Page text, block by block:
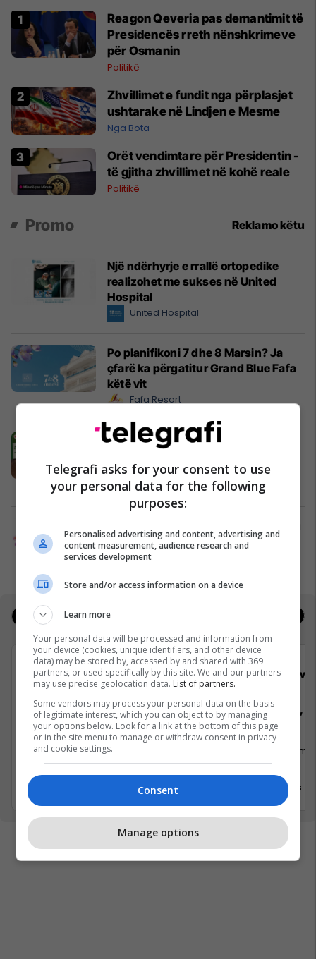
Reagon Qeveria pas demantimit të
Presidencës rreth nënshkrimeve
për Osmanin
Politikë
Zhvillimet e fundit nga përplasjet
ushtarake në Lindjen e Mesme
Nga Bota
Orët vendimtare për Presidentin -
të gjitha zhvillimet në kohë reale
Politikë
Promo Reklamo këtu
Një ndërhyrje e rrallë ortopedike
realizohet me sukses në United
Hospital
United Hospital
Po planifikoni 7 dhe 8 Marsin? Ja
çfarë ka përgatitur Grand Blue Fafa
këtë vit
Fafa Resort
Një pije e lehtë për iftar: Kompot me
përgatisni në shtëpi
Kosmonte Foods
festuar në CineStar?
Cinestar
Jobs Real Estate
Viva Fresh Store
Arkatare, Sektorist/e
Shërbime te Klientëve
Arkatare,
31 Mars
Telegrafi asks for your consent to use
your personal data for the following
purposes:
Personalised advertising and content, advertising and
content measurement, audience research and
services development
Store and/or access information on a device
Learn more
Your personal data will be processed and information from
your device (cookies, unique identifiers, and other device
data) may be stored by, accessed by and shared with 369
partners, or used specifically by this site. We and our partners
may use precise geolocation data. List of partners.
Some vendors may process your personal data on the basis
of legitimate interest, which you can object to by managing
your options below. Look for a link at the bottom of this page
or in the site menu to manage or withdraw consent in privacy
and cookie settings.
Consent
Manage options